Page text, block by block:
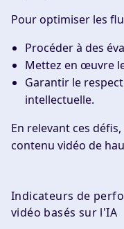
Pour optimiser les
Procéder à des
Mettez en œuvre
Garantir le
intellectuelle.
En relevant ces
contenu vidéo de
Indicateurs de
vidéo basés sur l'IA